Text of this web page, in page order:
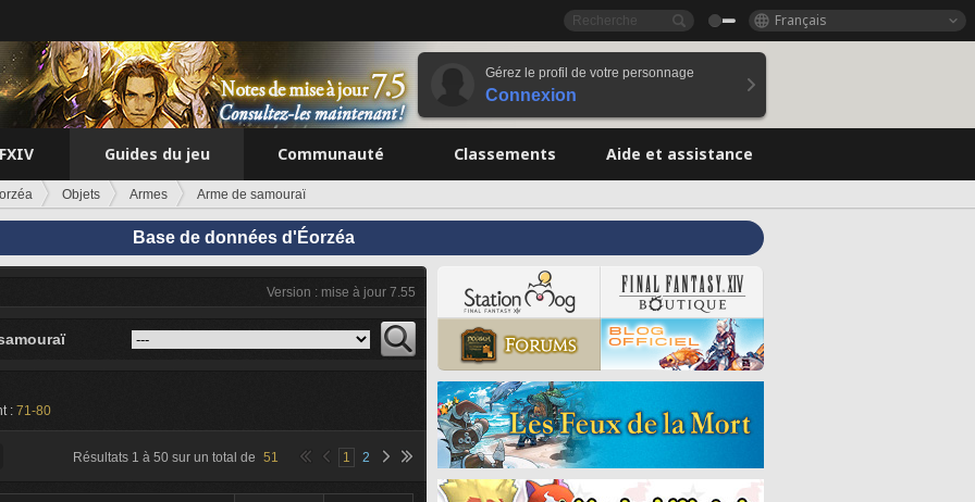
Français
Gérez le profil de votre personnage
Connexion
Guides du jeu Communauté Classements Aide et assistance
Objets Armes Arme de samouraï
Base de données d'Éorzéa
Version : mise à jour 7.55
: 71-80
Résultats 1 à 50 sur un total de 51 1 2